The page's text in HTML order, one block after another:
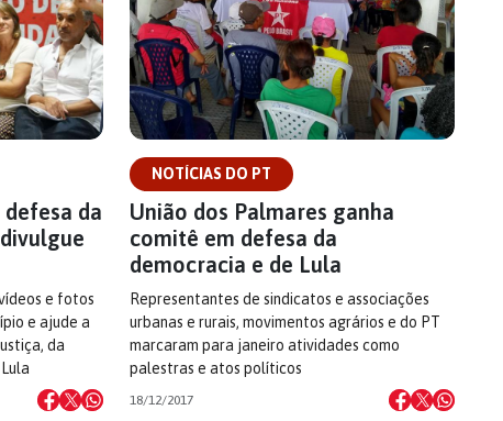
da
e fotos
e ajude a
da
NOTÍCIAS DO PT
União dos Palmares ganha
comitê em defesa da
democracia e de Lula
Representantes de sindicatos e associações
urbanas e rurais, movimentos agrários e do PT
marcaram para janeiro atividades como
palestras e atos políticos
18/12/2017